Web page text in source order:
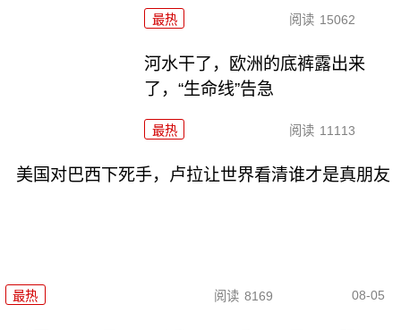
最热 阅读 15062
河水干了，欧洲的底裤露出来
了，“生命线”告急
最热 阅读 11113
美国对巴西下死手，卢拉让世界看清谁才是真朋友
最热 阅读 8169 08-05